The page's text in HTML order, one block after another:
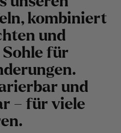
kombiniert
und
für
und
– für viele